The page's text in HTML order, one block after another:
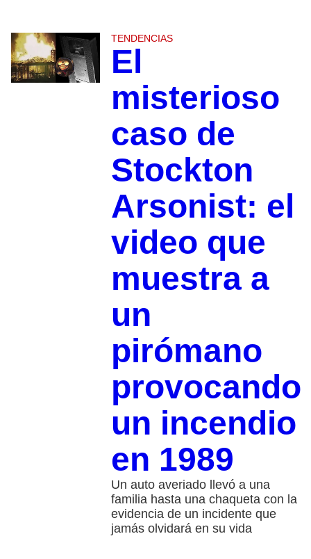
TENDENCIAS
El
misterioso
caso de
Stockton
Arsonist: el
video que
muestra a
un
pirómano
provocando
un incendio
en 1989
Un auto averiado llevó a una
familia hasta una chaqueta con la
evidencia de un incidente que
jamás olvidará en su vida